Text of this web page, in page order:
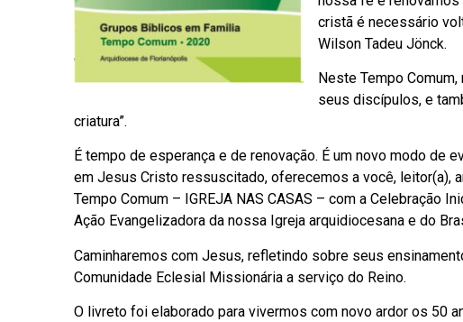
cristã é necessário
Wilson Tadeu Jönck.
Neste Tempo
seus discípulos, e
criatura”.
É tempo de esperança e de renovação. É um novo modo
em Jesus Cristo ressuscitado, oferecemos a você, leitor(a),
Tempo Comum – IGREJA NAS CASAS – com a Celebração
Ação Evangelizadora da nossa Igreja arquidiocesana e do
Caminharemos com Jesus, refletindo sobre seus
Comunidade Eclesial Missionária a serviço do Reino.
O livreto foi elaborado para vivermos com novo ardor os 50